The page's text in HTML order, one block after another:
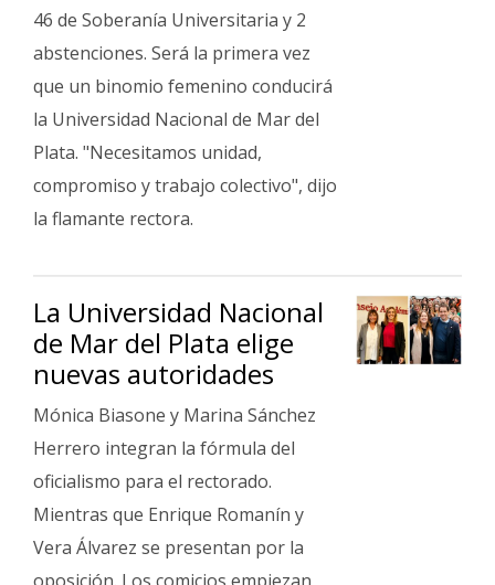
46 de Soberanía Universitaria y 2
abstenciones. Será la primera vez
que un binomio femenino conducirá
la Universidad Nacional de Mar del
Plata. "Necesitamos unidad,
compromiso y trabajo colectivo", dijo
la flamante rectora.
La Universidad Nacional
de Mar del Plata elige
nuevas autoridades
Mónica Biasone y Marina Sánchez
Herrero integran la fórmula del
oficialismo para el rectorado.
Mientras que Enrique Romanín y
Vera Álvarez se presentan por la